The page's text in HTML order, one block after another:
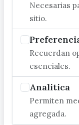
Necesarias
sitio.
Recuerdan
esenciales.
Analitica
Permiten
agregada.